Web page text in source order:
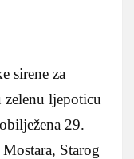
sirene za
zelenu ljepoticu
29.
Starog